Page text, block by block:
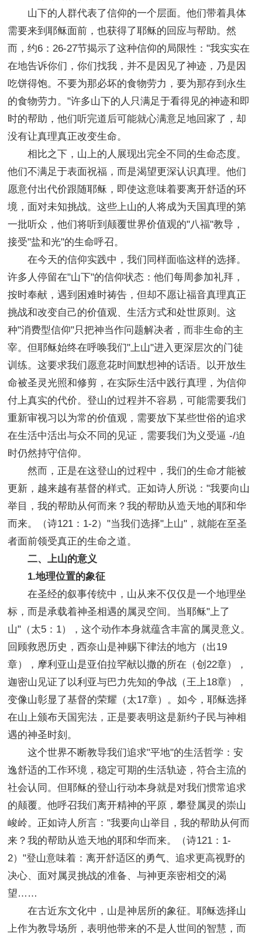
山下的人群代表了信仰的一个层面。他们带着具体
需要来到耶稣面前，也获得了耶稣的回应与帮助。然
而，约6：26-27节揭示了这种信仰的局限性："我实实在
在地告诉你们，你们找我，并不是因见了神迹，乃是因
吃饼得饱。不要为那必坏的食物劳力，要为那存到永生
的食物劳力。"许多山下的人只满足于看得见的神迹和即
时的帮助，他们听完道后可能就心满意足地回家了，却
没有让真理真正改变生命。
相比之下，山上的人展现出完全不同的生命态度。
他们不满足于表面祝福，而是渴望更深认识真理。他们
愿意付出代价跟随耶稣，即使这意味着要离开舒适的环
境，面对未知挑战。这些上山的人将成为天国真理的第
一批听众，他们将听到颠覆世界价值观的"八福"教导，
接受"盐和光"的生命呼召。
在今天的信仰实践中，我们同样面临这样的选择。
许多人停留在"山下"的信仰状态：他们每周参加礼拜，
按时奉献，遇到困难时祷告，但却不愿让福音真理真正
挑战和改变自己的价值观、生活方式和处世原则。这
种"消费型信仰"只把神当作问题解决者，而非生命的主
宰。但耶稣始终在呼唤我们"上山"进入更深层次的门徒
训练。这要求我们愿意花时间默想神的话语。以开放生
命被圣灵光照和修剪，在实际生活中践行真理，为信仰
付上真实的代价。登山的过程并不容易，可能需要我们
重新审视习以为常的价值观，需要放下某些世俗的追求
在生活中活出与众不同的见证，需要我们为义受逼 -/迫
时仍然持守信仰。
然而，正是在这登山的过程中，我们的生命才能被
更新，越来越有基督的样式。正如诗人所说："我要向山
举目，我的帮助从何而来？我的帮助从造天地的耶和华
而来。（诗121：1-2）"当我们选择"上山"，就能在至圣
者面前领受真正的生命之道。
二、上山的意义
1.地理位置的象征
在圣经的叙事传统中，山从来不仅仅是一个地理坐
标，而是承载着神圣相遇的属灵空间。当耶稣"上了
山"（太5：1），这个动作本身就蕴含丰富的属灵意义。
回顾救恩历史，西奈山是神赐下律法的地方（出19
章），摩利亚山是亚伯拉罕献以撒的所在（创22章），
迦密山见证了以利亚与巴力先知的争战（王上18章），
变像山彰显了基督的荣耀（太17章）。如今，耶稣选择
在山上颁布天国宪法，正是要表明这是新约子民与神相
遇的神圣时刻。
这个世界不断教导我们追求"平地"的生活哲学：安
逸舒适的工作环境，稳定可期的生活轨迹，符合主流的
社会认同。但耶稣的登山行动本身就是对我们惯常追求
的颠覆。他呼召我们离开精神的平原，攀登属灵的崇山
峻岭。正如诗人所言："我要向山举目，我的帮助从何而
来？我的帮助从造天地的耶和华而来。（诗121：1-
2）"登山意味着：离开舒适区的勇气、追求更高视野的
决心、面对属灵挑战的准备、与神更亲密相交的渴
望……
在古近东文化中，山是神居所的象征。耶稣选择山
上作为教导场所，表明他带来的不是人世间的智慧，而